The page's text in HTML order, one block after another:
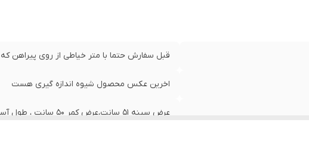
قبل سفارش حتما با متر خیاطی از روی پیراهن که
اخرین عکس محصول شیوه اندازه گیری هست